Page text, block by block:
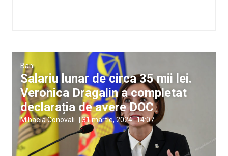
Bani
Salariu lunar de circa 35 mii lei.
Veronica Dragalin a completat
declarația de avere DOC
Mihaela Conovali 31 martie, 2024 14:07